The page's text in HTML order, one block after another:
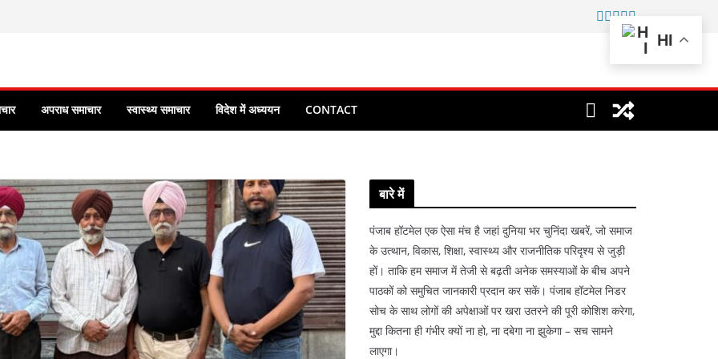
अपराध समाचार स्वास्थ्य समाचार विदेश में अध्ययन CONTACT
बारे में
पंजाब हॉटमेल एक ऐसा मंच है जहां दुनिया भर चुनिंदा खबरें, जो समाज
के उत्थान, विकास, शिक्षा, स्वास्थ्य और राजनीतिक परिदृश्य से जुड़ी
हों। ताकि हम समाज में तेजी से बढ़ती अनेक समस्याओं के बीच अपने
पाठकों को समुचित जानकारी प्रदान कर सकें। पंजाब हॉटमेल निडर
सोच के साथ लोगों की अपेक्षाओं पर खरा उतरने की पूरी कोशिश करेगा,
मुद्दा कितना ही गंभीर क्यों ना हो, ना दबेगा ना झुकेगा – सच सामने
लाएगा।
HI